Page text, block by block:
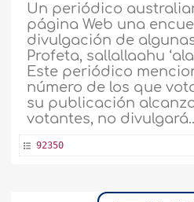
Un periódico
página Web una
divulgación de
Profeta, sallallaahu
Este periódico
número de los que
su publicación
votantes, no divulgará..
92350